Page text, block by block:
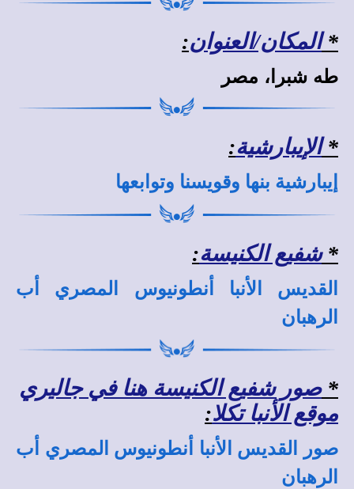
*المكان/العنوان:
طه شبرا، مصر
*الإيبارشية:
إيبارشية بنها وقويسنا وتوابعها
*شفيع الكنيسة:
القديس الأنبا أنطونيوس المصري أب
الرهبان
*صور شفيع الكنيسة هنا في جاليري
موقع الأنبا تكلا:
صور القديس الأنبا أنطونيوس المصري أب
الرهبان